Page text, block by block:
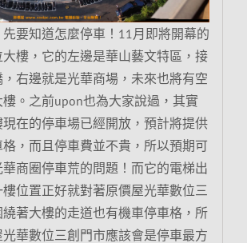
要知道怎麼停車！11月即將開幕的
樓，它的左邊是華山藝文特區，接
右邊就是光華商場，未來也將有空
。之前upon也為大家說過，其實
在的停車場已經開放，預計將提供
，而且停車費並不貴，所以預期可
商圈停車荒的問題！而它的電梯出
位置正好就對著原價屋光華數位三
著大樓的走道也有機車停車格，所
華數位三創門市應該會是停車最方